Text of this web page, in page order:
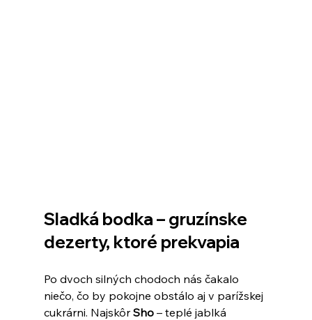
Sladká bodka – gruzínske
dezerty, ktoré prekvapia
Po dvoch silných chodoch nás čakalo
niečo, čo by pokojne obstálo aj v parížskej
cukrárni. Najskôr Sho – teplé jablká